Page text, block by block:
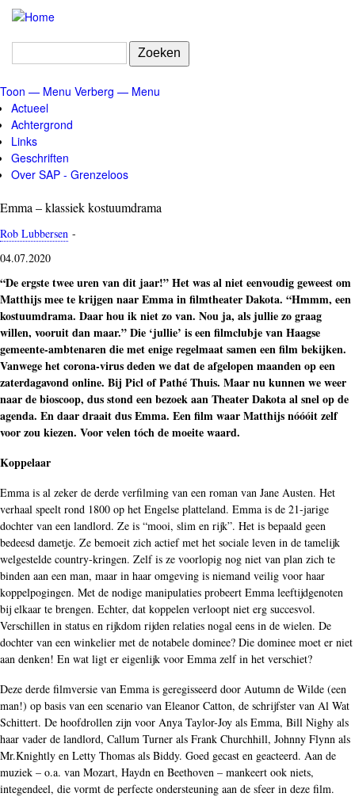
Overslaan
naar
gaan
Zoeken
Menu
Toon — Menu Verberg — Menu
Actueel
Achtergrond
Links
Geschriften
Over SAP - Grenzeloos
Emma – klassiek kostuumdrama
Rob Lubbersen -
04.07.2020
“De ergste twee uren van dit jaar!” Het was al niet eenvoudig geweest om
Matthijs mee te krijgen naar Emma in filmtheater Dakota. “Hmmm, een
kostuumdrama. Daar hou ik niet zo van. Nou ja, als jullie zo graag
willen, vooruit dan maar.” Die ‘jullie’ is een filmclubje van Haagse
gemeente-ambtenaren die met enige regelmaat samen een film bekijken.
Vanwege het corona-virus deden we dat de afgelopen maanden op een
zaterdagavond online. Bij Picl of Pathé Thuis. Maar nu kunnen we weer
naar de bioscoop, dus stond een bezoek aan Theater Dakota al snel op de
agenda. En daar draait dus Emma. Een film waar Matthijs nóóóit zelf
voor zou kiezen. Voor velen tóch de moeite waard.
Koppelaar
Emma is al zeker de derde verfilming van een roman van Jane Austen. Het
verhaal speelt rond 1800 op het Engelse platteland. Emma is de 21-jarige
dochter van een landlord. Ze is “mooi, slim en rijk”. Het is bepaald geen
bedeesd dametje. Ze bemoeit zich actief met het sociale leven in de tamelijk
welgestelde country-kringen. Zelf is ze voorlopig nog niet van plan zich te
binden aan een man, maar in haar omgeving is niemand veilig voor haar
koppelpogingen. Met de nodige manipulaties probeert Emma leeftijdgenoten
bij elkaar te brengen. Echter, dat koppelen verloopt niet erg succesvol.
Verschillen in status en rijkdom rijden relaties nogal eens in de wielen. De
dochter van een winkelier met de notabele dominee? Die dominee moet er niet
aan denken! En wat ligt er eigenlijk voor Emma zelf in het verschiet?
Deze derde filmversie van Emma is geregisseerd door Autumn de Wilde (een
man!) op basis van een scenario van Eleanor Catton, de schrijfster van Al Wat
Schittert. De hoofdrollen zijn voor Anya Taylor-Joy als Emma, Bill Nighy als
haar vader de landlord, Callum Turner als Frank Churchhill, Johnny Flynn als
Mr.Knightly en Letty Thomas als Biddy. Goed gecast en geacteerd. Aan de
muziek – o.a. van Mozart, Haydn en Beethoven – mankeert ook niets,
integendeel, die vormt de perfecte ondersteuning aan de sfeer in deze film.